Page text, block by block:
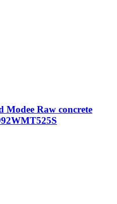
Raw concrete